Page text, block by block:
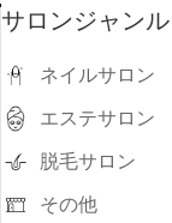
サロンジャンル
ネイルサロン
エステサロン
脱毛サロン
その他